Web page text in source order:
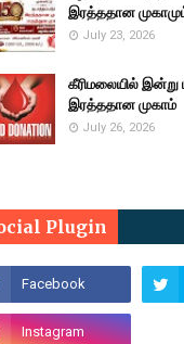
இரத்ததான
July 23, 2026
கீரிமலையில் இன்று
இரத்ததான முகாம்
July 26, 2026
Plugin